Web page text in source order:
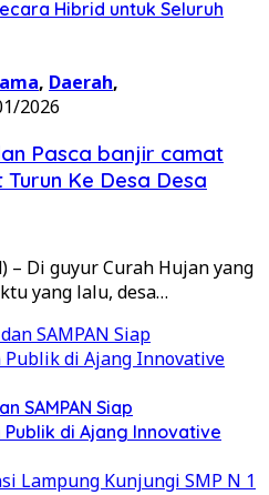
Hibrid untuk Seluruh
, Daerah,
2026
Pasca banjir camat
Ke Desa Desa
– Di guyur Curah Hujan yang
yang lalu, desa…
SAMPAN Siap
di Ajang Innovative